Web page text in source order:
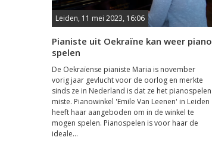
Leiden, 11 mei 2023, 16:06
Pianiste uit Oekraïne kan weer piano
spelen
De Oekraïense pianiste Maria is november
vorig jaar gevlucht voor de oorlog en merkte
sinds ze in Nederland is dat ze het pianospelen
miste. Pianowinkel 'Emile Van Leenen' in Leiden
heeft haar aangeboden om in de winkel te
mogen spelen. Pianospelen is voor haar de
ideale...